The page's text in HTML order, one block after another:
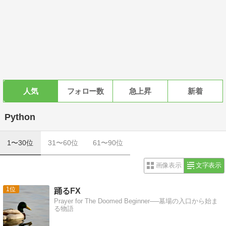
人気 フォロー数 急上昇 新着
Python
1〜30位 31〜60位 61〜90位
画像表示 文字表示
1 踊るFX
Prayer for The Doomed Beginner──墓場の入口から始ま
る物語